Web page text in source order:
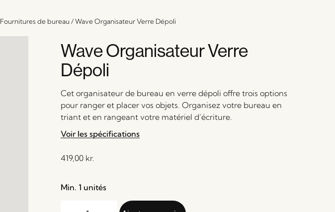
Fournitures de bureau /Wave Organisateur Verre Dépoli
Wave Organisateur Verre
Dépoli
Cet organisateur de bureau en verre dépoli offre trois options
pour ranger et placer vos objets. Organisez votre bureau en
triant et en rangeant votre matériel d’écriture.
Voir les spécifications
419,00 kr.
Min. 1 unités